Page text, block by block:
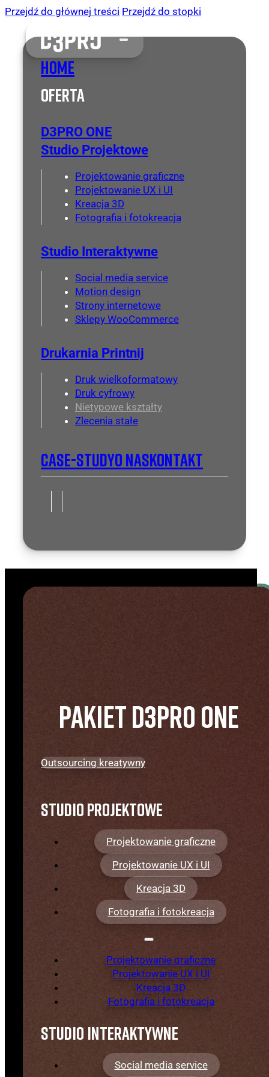
Przejdź do głównej treści Przejdź do stopki
Home
Oferta
D3PRO ONE
Studio Projektowe
Projektowanie graficzne
Projektowanie UX i UI
Kreacja 3D
Fotografia i fotokreacja
Studio Interaktywne
Social media service
Motion design
Strony internetowe
Sklepy WooCommerce
Drukarnia Printnij
Druk wielkoformatowy
Druk cyfrowy
Nietypowe kształty
Zlecenia stałe
Case-StudyO NasKontakt
Pakiet D3PRO ONE
Outsourcing kreatywny
Studio projektowe
Projektowanie graficzne
Projektowanie UX i UI
Kreacja 3D
Fotografia i fotokreacja
Projektowanie graficzne
Projektowanie UX i UI
Kreacja 3D
Fotografia i fotokreacja
Studio interaktywne
Social media service
stołowe. Stąd też możemy oferować nisko i
średnio nakładowe produkty o kształtach
ograniczonych wyłącznie wyobraźnią.
Zamów projekt